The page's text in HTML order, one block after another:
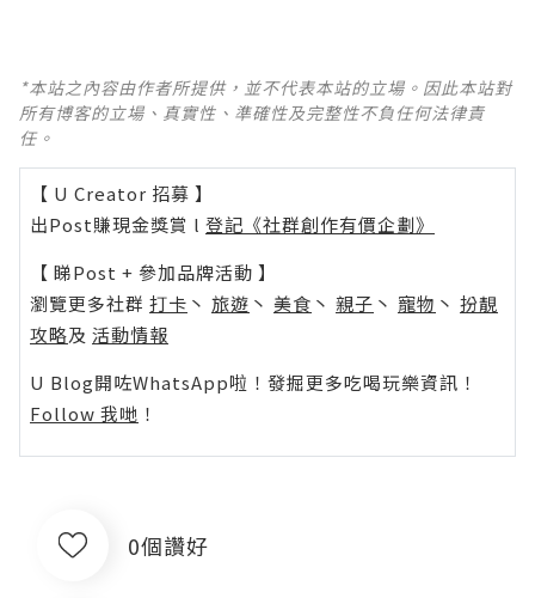
*本站之內容由作者所提供，並不代表本站的立場。因此本站對
所有博客的立場、真實性、準確性及完整性不負任何法律責
任。
【 U Creator 招募 】
出Post賺現金獎賞 l 登記《社群創作有價企劃》
【 睇Post + 參加品牌活動 】
瀏覽更多社群 打卡 丶 旅遊 丶 美食 丶 親子 丶 寵物 丶 扮靚
攻略及 活動情報
U Blog開咗WhatsApp啦！發掘更多吃喝玩樂資訊！
Follow 我哋 ！
0個讚好